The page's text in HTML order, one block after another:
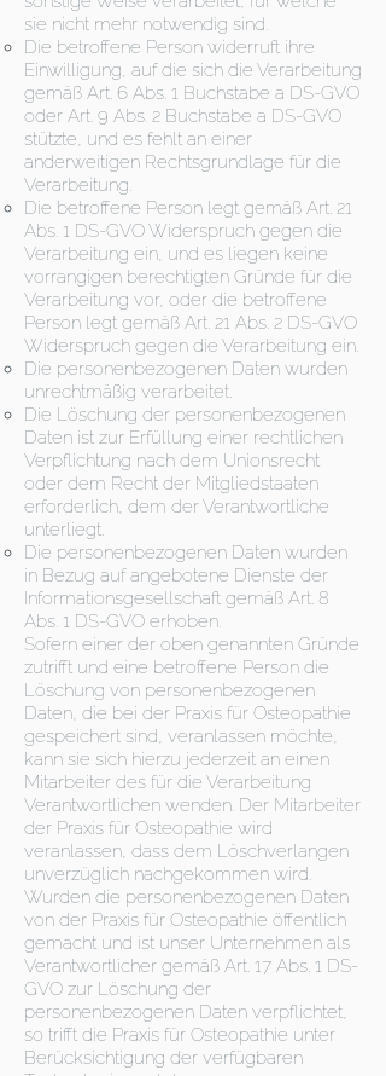
sie nicht mehr notwendig sind.
Die betroffene Person widerruft ihre
Einwilligung, auf die sich die Verarbeitung
gemäß Art. 6 Abs. 1 Buchstabe a DS-GVO
oder Art. 9 Abs. 2 Buchstabe a DS-GVO
stützte, und es fehlt an einer
anderweitigen Rechtsgrundlage für die
Verarbeitung.
Die betroffene Person legt gemäß Art. 21
Abs. 1 DS-GVO Widerspruch gegen die
Verarbeitung ein, und es liegen keine
vorrangigen berechtigten Gründe für die
Verarbeitung vor, oder die betroffene
Person legt gemäß Art. 21 Abs. 2 DS-GVO
Widerspruch gegen die Verarbeitung ein.
Die personenbezogenen Daten wurden
unrechtmäßig verarbeitet.
Die Löschung der personenbezogenen
Daten ist zur Erfüllung einer rechtlichen
Verpflichtung nach dem Unionsrecht
oder dem Recht der Mitgliedstaaten
erforderlich, dem der Verantwortliche
unterliegt.
Die personenbezogenen Daten wurden
in Bezug auf angebotene Dienste der
Informationsgesellschaft gemäß Art. 8
Abs. 1 DS-GVO erhoben.
Sofern einer der oben genannten Gründe
zutrifft und eine betroffene Person die
Löschung von personenbezogenen
Daten, die bei der Praxis für Osteopathie
gespeichert sind, veranlassen möchte,
kann sie sich hierzu jederzeit an einen
Mitarbeiter des für die Verarbeitung
Verantwortlichen wenden. Der Mitarbeiter
der Praxis für Osteopathie wird
veranlassen, dass dem Löschverlangen
unverzüglich nachgekommen wird.
Wurden die personenbezogenen Daten
von der Praxis für Osteopathie öffentlich
gemacht und ist unser Unternehmen als
Verantwortlicher gemäß Art. 17 Abs. 1 DS-
GVO zur Löschung der
personenbezogenen Daten verpflichtet,
so trifft die Praxis für Osteopathie unter
Berücksichtigung der verfügbaren